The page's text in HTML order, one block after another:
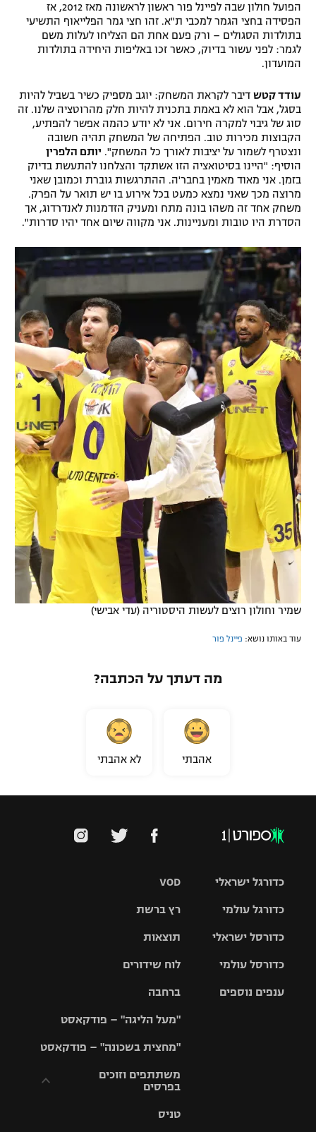
המגזין
הפועל חולון שבה לפיינל פור ראשון לראשונה מאז 2012, אז
הפסידה בחצי הגמר למכבי ת"א. זהו חצי גמר הפלייאוף התשיעי
בתולדות הסגולים – ורק פעם אחת הם הצליחו לעלות משם
לגמר: לפני עשור בדיוק, כאשר זכו באליפות היחידה בתולדות
המועדון.
עודד קטש דיבר לקראת המשחק: יוגב מספיק כשיר בשביל להיות
בסגל, אבל הוא לא באמת בתכנית להיות חלק מהרוטציה שלנו. זה
סוג של גיבוי למקרה חירום. אני לא יודע כהמה אפשר להפתיע,
הקבוצות מכירות טוב. הפתיחה של המשחק תהיה חשובה
ונצטרף לשמור על יציבות לאורך כל המשחק". יותם הלפרין
הוסיף: "היינו בסיטואציה הזו אשתקד והצלחנו להתעשת בדיוק
בזמן. אני מאוד מאמין בחבר'ה. ההתרגשות גוברת וכמובן שאני
מרוצה מכך שאני נמצא כמעט בכל אירוע בו יש תואר על הפרק.
משחק אחד זה משהו בונה מתח ומעניק הזדמנות לאנדרדוג, אך
הסדרת היו טובות ומעניינות. אני מקווה שיום אחד יהיו סדרות".
שמיר וחולון רוצים לעשות היסטוריה (עדי אבישי)
עוד באותו נושא: פיינל פור
מה דעתך על הכתבה?
אהבתי לא אהבתי
VOD
רץ ברשת
תוצאות
לוח שידורים
ברחבה
"מעל הליגה" – פודקאסט
"מחצית בשכונה" – פודקאסט
משתתפים וזוכים
בפרסים
טניס
כדורגל ישראלי
גביע הטוטו
כדורגל עולמי
האלופות
ליגה
כדורסל ישראלי
סל
כדורסל עולמי
ענפים נוספים